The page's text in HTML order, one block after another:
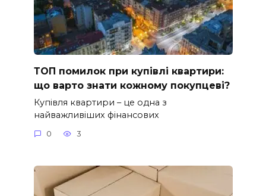
ТОП помилок при купівлі квартири:
що варто знати кожному покупцеві?
Купівля квартири – це одна з
найважливіших фінансових
0 3